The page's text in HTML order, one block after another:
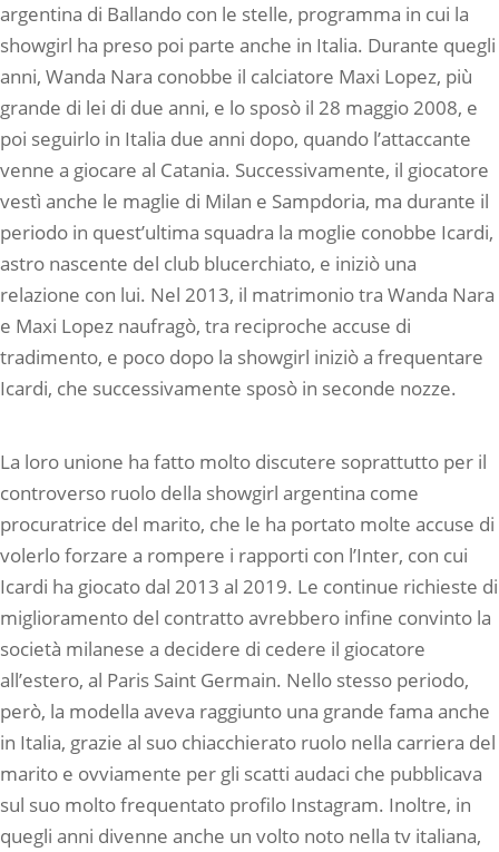
argentina di Ballando con le stelle, programma in cui la
showgirl ha preso poi parte anche in Italia. Durante quegli
anni, Wanda Nara conobbe il calciatore Maxi Lopez, più
grande di lei di due anni, e lo sposò il 28 maggio 2008, e
poi seguirlo in Italia due anni dopo, quando l’attaccante
venne a giocare al Catania. Successivamente, il giocatore
vestì anche le maglie di Milan e Sampdoria, ma durante il
periodo in quest’ultima squadra la moglie conobbe Icardi,
astro nascente del club blucerchiato, e iniziò una
relazione con lui. Nel 2013, il matrimonio tra Wanda Nara
e Maxi Lopez naufragò, tra reciproche accuse di
tradimento, e poco dopo la showgirl iniziò a frequentare
Icardi, che successivamente sposò in seconde nozze.
La loro unione ha fatto molto discutere soprattutto per il
controverso ruolo della showgirl argentina come
procuratrice del marito, che le ha portato molte accuse di
volerlo forzare a rompere i rapporti con l’Inter, con cui
Icardi ha giocato dal 2013 al 2019. Le continue richieste di
miglioramento del contratto avrebbero infine convinto la
società milanese a decidere di cedere il giocatore
all’estero, al Paris Saint Germain. Nello stesso periodo,
però, la modella aveva raggiunto una grande fama anche
in Italia, grazie al suo chiacchierato ruolo nella carriera del
marito e ovviamente per gli scatti audaci che pubblicava
sul suo molto frequentato profilo Instagram. Inoltre, in
quegli anni divenne anche un volto noto nella tv italiana,